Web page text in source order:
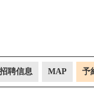
聘信息 MAP 予